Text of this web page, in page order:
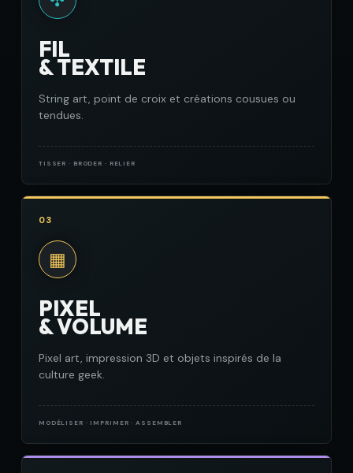
FIL
& TEXTILE
String art, point de croix et créations cousues ou
tendues.
TISSER · BRODER · RELIER
03
▦
PIXEL
& VOLUME
Pixel art, impression 3D et objets inspirés de la
culture geek.
MODÉLISER · IMPRIMER · ASSEMBLER